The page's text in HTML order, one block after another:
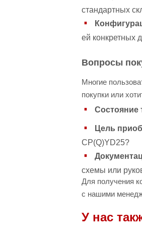
стандартных
ей конкретных
Вопросы
Многие
покупки или
Состояние
Цель
CP(Q)YD25?
схемы или
Для получения
с нашими
У нас